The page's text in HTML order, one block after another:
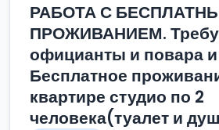
РАБОТА С
ПРОЖИВАНИЕМ.
официанты и повара и
Бесплатное
квартире студио по 2
человека(туалет и